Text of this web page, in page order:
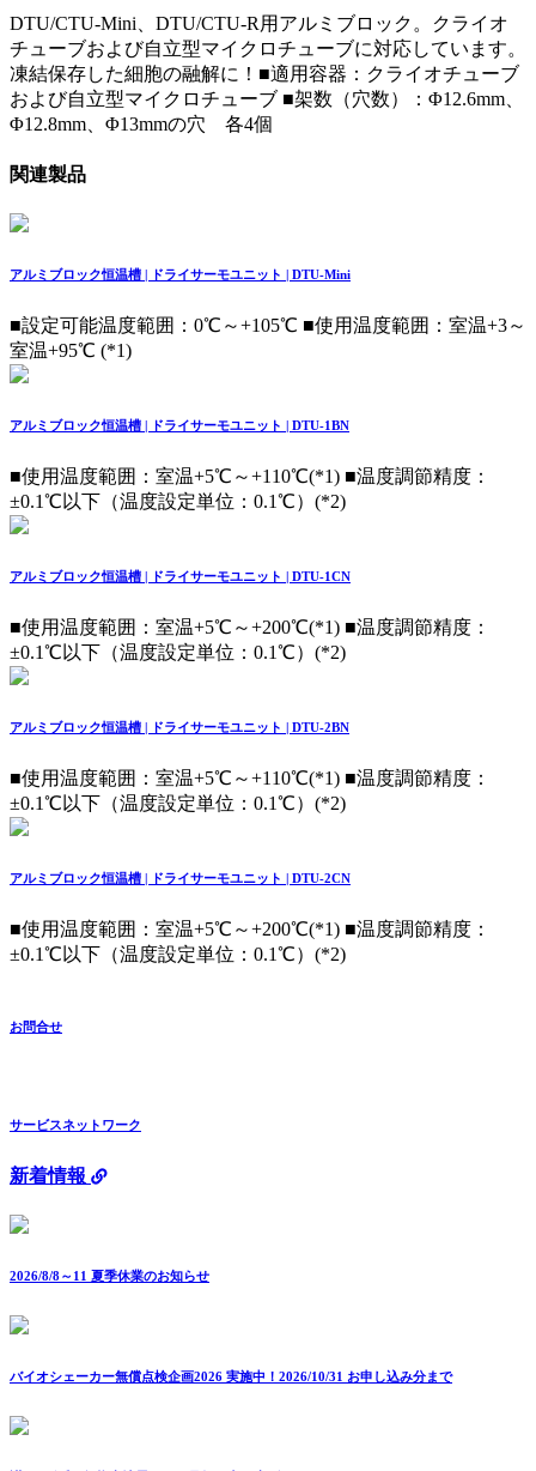
DTU/CTU-Mini、DTU/CTU-R用アルミブロック。クライオ
チューブおよび自立型マイクロチューブに対応しています。
凍結保存した細胞の融解に！ ■適用容器：クライオチューブ
および自立型マイクロチューブ ■架数（穴数）：Φ12.6mm、
Φ12.8mm、Φ13mmの穴 各4個
関連製品
アルミブロック恒温槽 | ドライサーモユニット | DTU-Mini
■設定可能温度範囲：0℃～+105℃ ■使用温度範囲：室温+3～
室温+95℃ (*1)
アルミブロック恒温槽 | ドライサーモユニット | DTU-1BN
■使用温度範囲：室温+5℃～+110℃(*1) ■温度調節精度：
±0.1℃以下（温度設定単位：0.1℃）(*2)
アルミブロック恒温槽 | ドライサーモユニット | DTU-1CN
■使用温度範囲：室温+5℃～+200℃(*1) ■温度調節精度：
±0.1℃以下（温度設定単位：0.1℃）(*2)
アルミブロック恒温槽 | ドライサーモユニット | DTU-2BN
■使用温度範囲：室温+5℃～+110℃(*1) ■温度調節精度：
±0.1℃以下（温度設定単位：0.1℃）(*2)
アルミブロック恒温槽 | ドライサーモユニット | DTU-2CN
■使用温度範囲：室温+5℃～+200℃(*1) ■温度調節精度：
±0.1℃以下（温度設定単位：0.1℃）(*2)
お問合せ
サービスネットワーク
新着情報
2026/8/8～11 夏季休業のお知らせ
バイオシェーカー無償点検企画2026 実施中！2026/10/31 お申し込み分まで